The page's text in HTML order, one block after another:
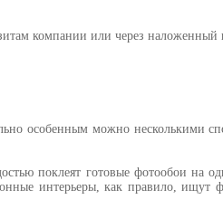
компании или через наложенный
особенным можно несколькими
поклеят готовые фотообои на
интерьеры, как правило, ищут